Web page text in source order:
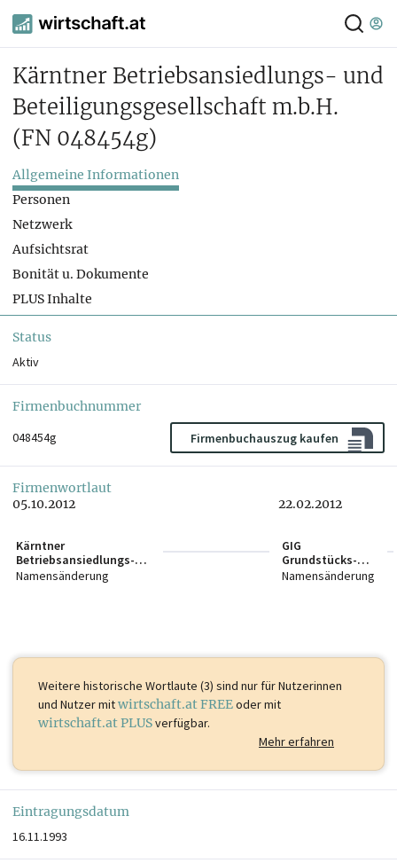
Kärntner Betriebsansiedlungs- und
Beteiligungsgesellschaft m.b.H.
(FN 048454g)
Allgemeine Informationen
Personen
Netzwerk
Aufsichtsrat
Bonität u. Dokumente
PLUS Inhalte
Status
Aktiv
Firmenbuchnummer
048454g
Firmenbuchauszug kaufen
Firmenwortlaut
05.10.2012
Kärntner
Betriebsansiedlungs-
und
Beteiligungsgesellscha
Namensänderung
22.02.2012
GIG
Grundstücks-
und
Namensänderung
Weitere historische Wortlaute (3) sind nur für Nutzerinnen
und Nutzer mitwirtschaft.at FREEoder mit
wirtschaft.at PLUSverfügbar.
Mehr erfahren
Eintragungsdatum
16.11.1993